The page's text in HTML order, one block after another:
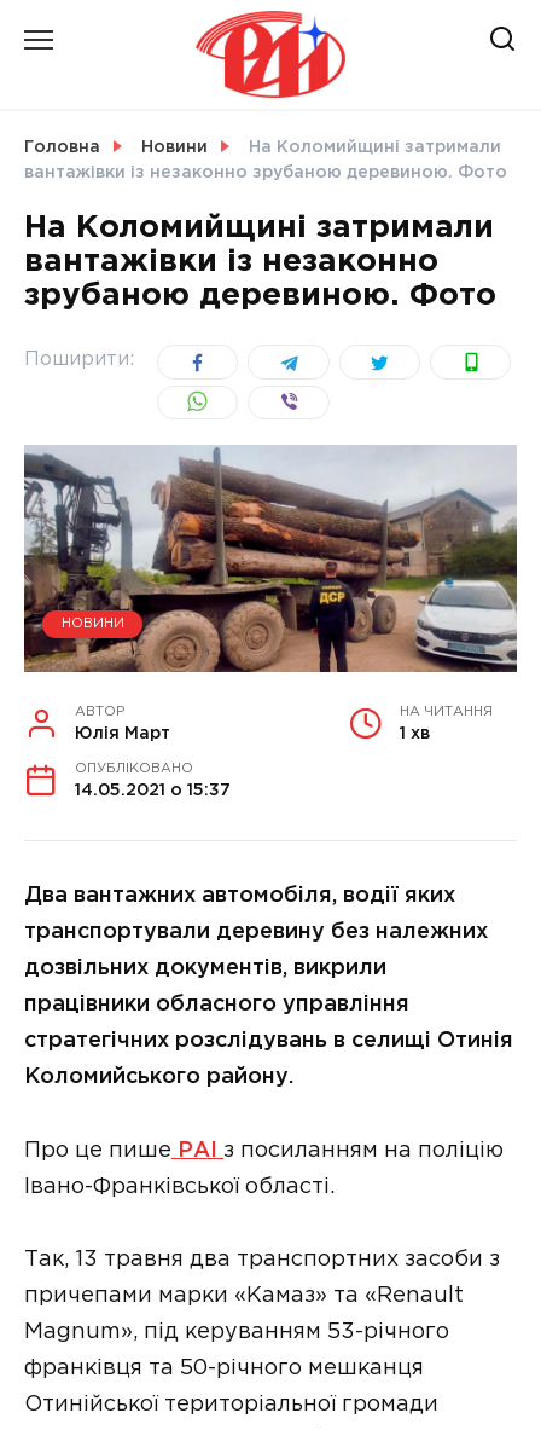
Головна Новини
На Коломийщині затримали
вантажівки із незаконно зрубаною деревиною. Фото
На Коломийщині затримали
вантажівки із незаконно
зрубаною деревиною. Фото
Поширити:
НОВИНИ
АВТОР
Юлія Март
НА ЧИТАННЯ
1 хв
ОПУБЛІКОВАНО
14.05.2021 о 15:37
Два вантажних автомобіля, водії яких
транспортували деревину без належних
дозвільних документів, викрили
працівники обласного управління
стратегічних розслідувань в селищі Отинія
Коломийського району.
Про це пише РАІ з посиланням на поліцію
Івано-Франківської області.
Так, 13 травня два транспортних засоби з
причепами марки «Камаз» та «Renault
Magnum», під керуванням 53-річного
франківця та 50-річного мешканця
Отинійської територіальної громади